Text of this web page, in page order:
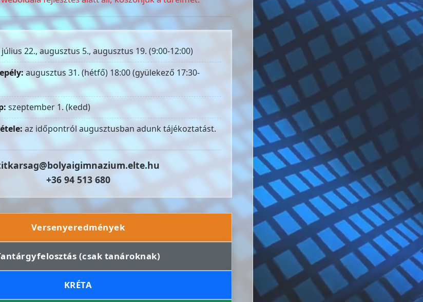
július 22., augusztus 5., augusztus 19. (9:00-12:00)
augusztus 31. (hétfő) 18:00 (gyülekező 17:30-
szeptember 1. (kedd)
az időpontról augusztusban adunk tájékoztatást.
+36 94 513 680
Versenyeredmények
(csak tanároknak)
KRÉTA